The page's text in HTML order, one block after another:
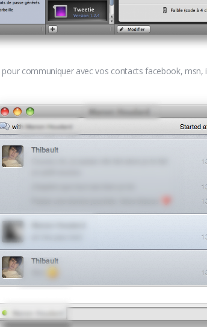
pour communiquer avec vos contacts facebook, msn,